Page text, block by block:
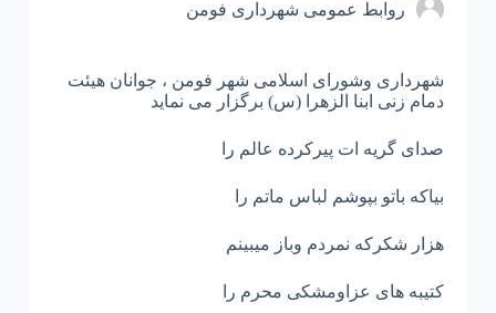
روابط عمومی شهرداری فومن
شهرداری و‌شورای اسلامی شهر فومن ، جوانان هیئت
دمام زنی ابنا الزهرا (س) برگزار می نماید
صدای گریه ات پیرکرده عالم را
بیاکه باتو بپوشم لباس ماتم را
هزار شکرکه نمردم وباز میبینم
کتیبه های عزاومشکی محرم را